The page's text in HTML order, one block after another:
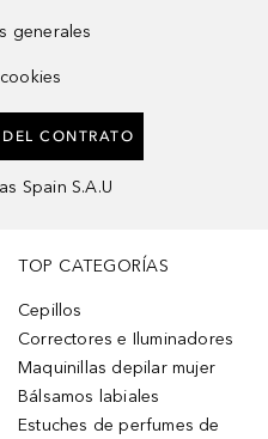
generales
CONTRATO
Spain S.A.U
TOP CATEGORÍAS
Cepillos
Correctores e Iluminadores
Maquinillas depilar mujer
Bálsamos labiales
Estuches de perfumes de